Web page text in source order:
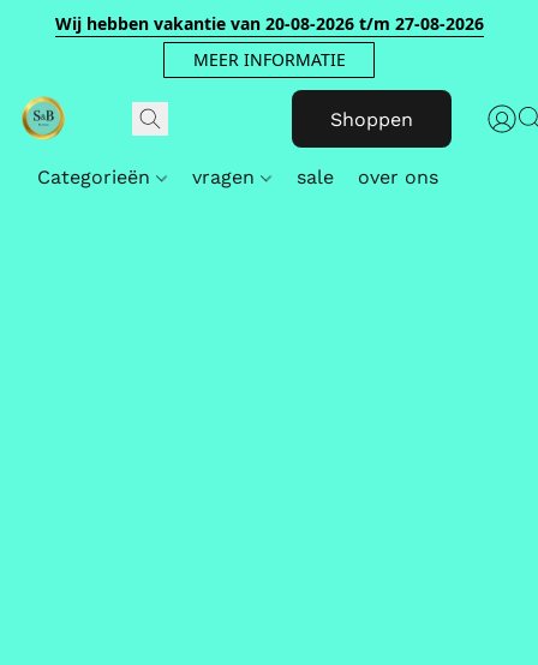
Wij hebben vakantie van 20-08-2026 t/m 27-08-2026
MEER INFORMATIE
Shoppen
Categorieën vragen sale over ons